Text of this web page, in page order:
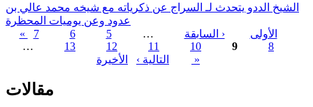
الشيخ الددو يتحدث لـ السراج عن ذكرياته مع شيخه محمد عالي بن
عدود وعن يوميات المحظرة
الصفحات
« الأولى ‹ السابقة …
5
6
7
8
9
10
11
12
13
…
التالية ›
الأخيرة »
مقالات